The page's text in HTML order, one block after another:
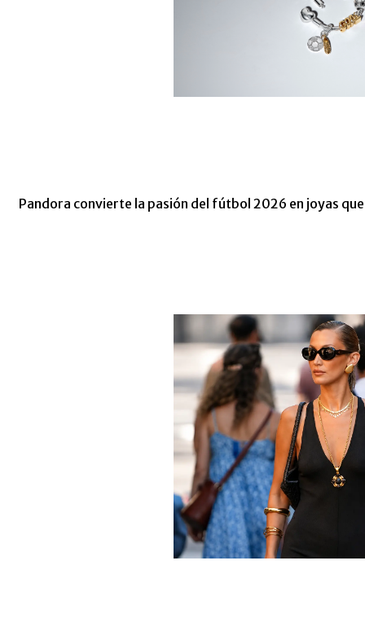
Pandora convierte la pasión del fútbol 2026 en joyas